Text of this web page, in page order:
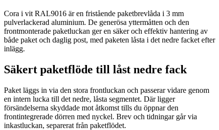
Cora i vit RAL9016 är en fristående paketbrevlåda i 3 mm
pulverlackerad aluminium. De generösa yttermåtten och den
frontmonterade paketluckan ger en säker och effektiv hantering av
både paket och daglig post, med paketen låsta i det nedre facket efter
inlägg.
Säkert paketflöde till låst nedre fack
Paket läggs in via den stora frontluckan och passerar vidare genom
en intern lucka till det nedre, låsta segmentet. Där ligger
försändelserna skyddade mot åtkomst tills du öppnar den
frontintegrerade dörren med nyckel. Brev och tidningar går via
inkastluckan, separerat från paketflödet.